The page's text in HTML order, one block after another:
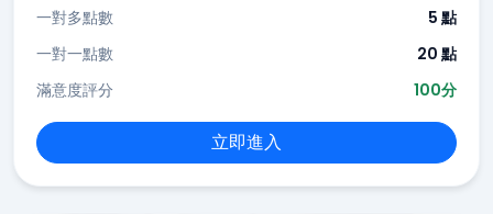
一對多點數
5 點
一對一點數
20 點
滿意度評分
100分
立即進入